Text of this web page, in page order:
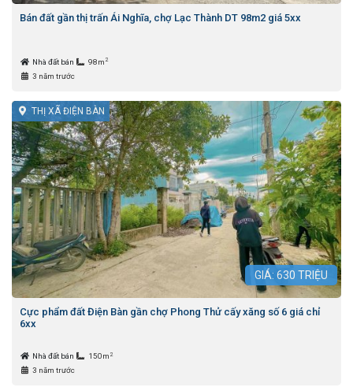
Bán đất gần thị trấn Ái Nghĩa, chợ Lạc Thành DT 98m2 giá 5xx
Nhà đất bán 98m 2
3 năm trước
THỊ XÃ ĐIỆN BÀN
GIÁ: 630 TRIỆU
Cực phẩm đất Điện Bàn gần chợ Phong Thử cấy xăng số 6 giá chỉ
6xx
Nhà đất bán 150m 2
3 năm trước